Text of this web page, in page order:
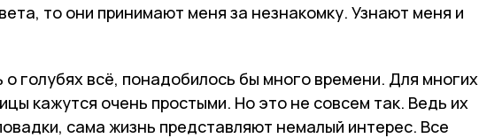
то они принимают меня за незнакомку. Узнают меня и
о голубях всё, понадобилось бы много времени. Для многих
кажутся очень простыми. Но это не совсем так. Ведь их
сама жизнь представляют немалый интерес. Все